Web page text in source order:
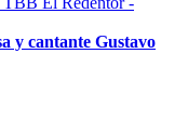
y cantante Gustavo